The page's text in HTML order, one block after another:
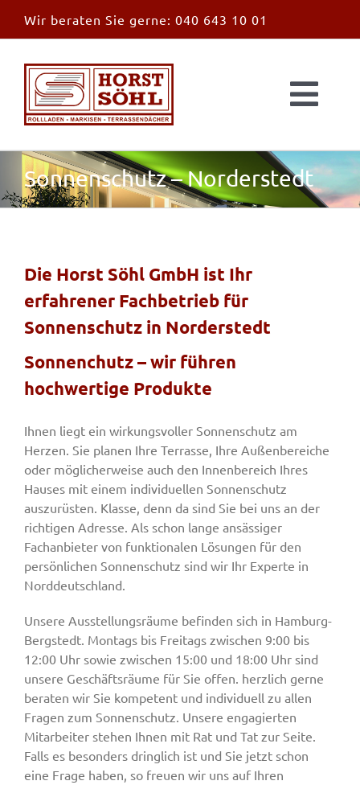
Inhalt
Wir beraten Sie gerne: 040 643 10 01
News
Überdachungen
Außen & Innen
Tore
Smart Home
Team
Jobs
Kontakt
Sonnenschutz – Norderstedt
Die Horst Söhl GmbH ist Ihr
erfahrener Fachbetrieb für
Sonnenschutz in Norderstedt
Sonnenchutz – wir führen
hochwertige Produkte
Ihnen liegt ein wirkungsvoller Sonnenschutz am
Herzen. Sie planen Ihre Terrasse, Ihre Außenbereiche
oder möglicherweise auch den Innenbereich Ihres
Hauses mit einem individuellen Sonnenschutz
auszurüsten. Klasse, denn da sind Sie bei uns an der
richtigen Adresse. Als schon lange ansässiger
Fachanbieter von funktionalen Lösungen für den
persönlichen Sonnenschutz sind wir Ihr Experte in
Norddeutschland.
Unsere Ausstellungsräume befinden sich in Hamburg-
Bergstedt. Montags bis Freitags zwischen 9:00 bis
12:00 Uhr sowie zwischen 15:00 und 18:00 Uhr sind
unsere Geschäftsräume für Sie offen. herzlich gerne
beraten wir Sie kompetent und individuell zu allen
Fragen zum Sonnenschutz. Unsere engagierten
Mitarbeiter stehen Ihnen mit Rat und Tat zur Seite.
Falls es besonders dringlich ist und Sie jetzt schon
eine Frage haben, so freuen wir uns auf Ihren